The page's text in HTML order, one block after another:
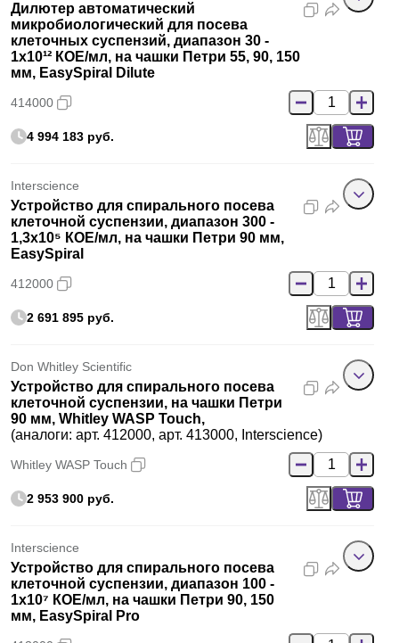
Дилютер автоматический
микробиологический для посева
клеточных суспензий, диапазон 30 -
1х10¹² КОЕ/мл, на чашки Петри 55, 90, 150
мм, EasySpiral Dilute
414000
4 994 183 руб.
Interscience
Устройство для спирального посева
клеточной суспензии, диапазон 300 -
1,3х10⁵ КОЕ/мл, на чашки Петри 90 мм,
EasySpiral
412000
2 691 895 руб.
Don Whitley Scientific
Устройство для спирального посева
клеточной суспензии, на чашки Петри
90 мм, Whitley WASP Touch,
(аналоги: арт. 412000, арт. 413000, Interscience)
Whitley WASP Touch
2 953 900 руб.
Interscience
Устройство для спирального посева
клеточной суспензии, диапазон 100 -
1х10⁷ КОЕ/мл, на чашки Петри 90, 150
мм, EasySpiral Pro